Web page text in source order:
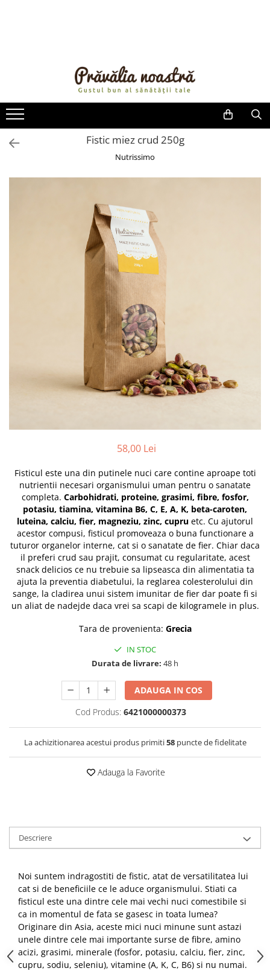
ULEIURI ȘI UNTURI
MĂSLINE
FRUCTE DESHIDRATATE
FRUCTE LA CONSERVĂ
FĂINĂ FĂRĂ GLUTEN
BĂUTURI / LAPTE VEGETAL
CREME ȘI PASTE TARTINABILE
CIOCOLATĂ ȘI CACAO
REMEDII NATURISTE
TOATE PRODUSELE
Fistic miez crud 250g
Nutrissimo
58,00 Lei
Fisticul este una din putinele nuci care contine aproape toti
nutrientii necesari organismului uman pentru o sanatate
completa. Carbohidrati, proteine, grasimi, fibre, fosfor,
potasiu, tiamina, vitamina B6, C, E, A, K, beta-caroten,
luteina, calciu, fier, magneziu, zinc, cupru etc. Cu ajutorul
acestor compusi, fisticul promoveaza o buna functionare a
tuturor organelor interne, cat si o sanatate de fier. Chiar daca
il preferi crud sau prajit, consumat cu regularitate, acest
snack delicios ce nu trebuie sa lipseasca din alimentatia ta
ajuta la preventia diabetului, la reglarea colesterolului din
sange, la cladirea unui sistem imunitar de fier dar poate fi si
un aliat de nadejde daca vrei sa scapi de kilogramele in plus.
Tara de provenienta: Grecia
IN STOC
Durata de livrare: 48 h
ADAUGA IN COS
Cod Produs: 6421000000373
La achizitionarea acestui produs primiti58puncte de fidelitate
Adauga la Favorite
Descriere
Noi suntem indragostiti de fistic, atat de versatilitatea lui
cat si de beneficiile ce le aduce organismului. Stiati ca
fisticul este una dintre cele mai vechi nuci comestibile si
ca in momentul de fata se gasesc in toata lumea?
Originare din Asia, aceste mici nuci minune sunt astazi
unele dintre cele mai importante surse de fibre, amino
acizi, grasimi, minerale (fosfor, potasiu, calciu, fier, zinc,
cupru, sodiu, seleniu), vitamine (A, K, C, B6) si nu numai.